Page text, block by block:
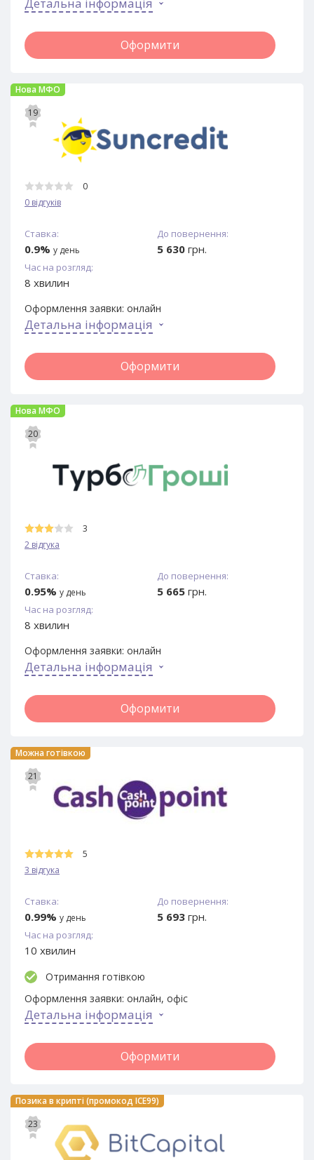
Оформити
Нова МФО
19
0
0 відгуків
Ставка:
0.9% у день
До повернення:
5 630 грн.
Час на розгляд:
8 хвилин
Оформлення заявки: онлайн
Детальна інформація
Оформити
Нова МФО
20
3
2 відгука
Ставка:
0.95% у день
До повернення:
5 665 грн.
Час на розгляд:
8 хвилин
Оформлення заявки: онлайн
Детальна інформація
Оформити
Можна готівкою
21
5
3 відгука
Ставка:
0.99% у день
До повернення:
5 693 грн.
Час на розгляд:
10 хвилин
Отримання готівкою
Оформлення заявки: онлайн, офіс
Детальна інформація
Оформити
Позика в крипті (промокод ICE99)
23